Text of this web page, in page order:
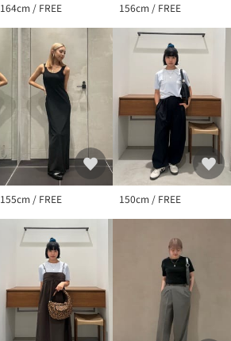
164cm / FREE 156cm / FREE
155cm / FREE 150cm / FREE